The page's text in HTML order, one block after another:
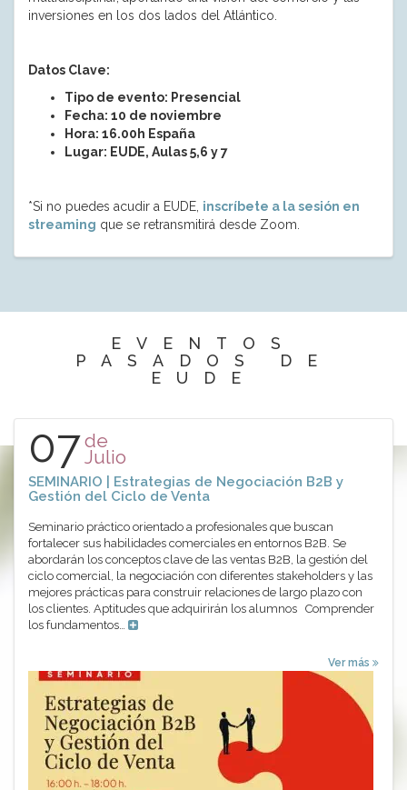
inversiones en los dos lados del Atlántico.
Datos Clave:
Tipo de evento: Presencial
Fecha: 10 de noviembre
Hora: 16.00h España
Lugar: EUDE, Aulas 5,6 y 7
*Si no puedes acudir a EUDE, inscríbete a la sesión en
streaming que se retransmitirá desde Zoom.
EVENTOS
PASADOS DE
EUDE
07de
Julio
SEMINARIO | Estrategias de Negociación B2B y
Gestión del Ciclo de Venta
Seminario práctico orientado a profesionales que buscan
fortalecer sus habilidades comerciales en entornos B2B. Se
abordarán los conceptos clave de las ventas B2B, la gestión del
ciclo comercial, la negociación con diferentes stakeholders y las
mejores prácticas para construir relaciones de largo plazo con
los clientes. Aptitudes que adquirirán los alumnos Comprender
los fundamentos…
Ver más